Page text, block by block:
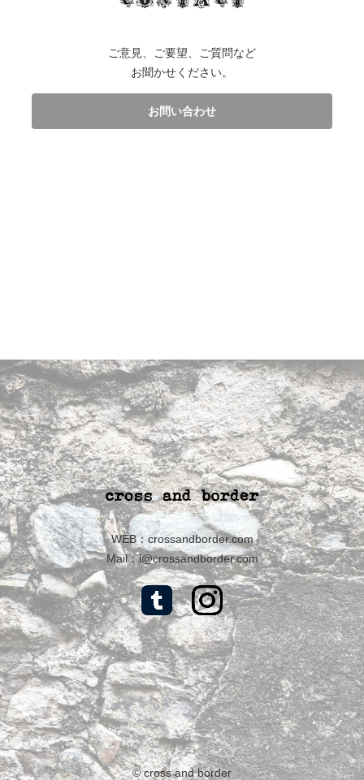
ご意見、ご要望、ご質問など
お聞かせください。
お問い合わせ
WEB：crossandborder.com
Mail：i@crossandborder.com
© cross and border